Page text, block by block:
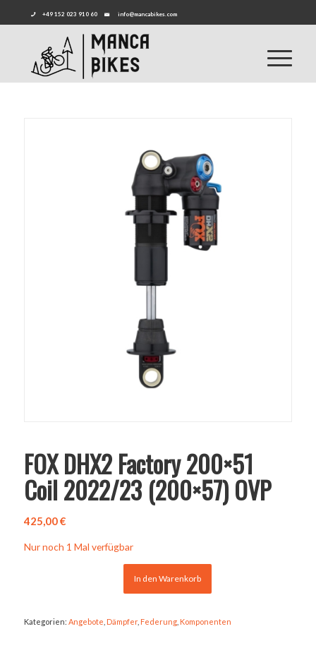
+49 152 023 910 60 info@mancabikes.com
FOX DHX2 Factory 200×51
Coil 2022/23 (200×57) OVP
425,00€
Nur noch 1 Mal verfügbar
In den Warenkorb
Kategorien: Angebote Dämpfer, Federung, Komponenten